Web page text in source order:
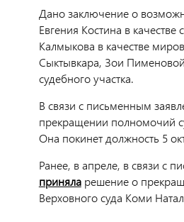
Дано заключение о
Евгения Костина в
Калмыкова в качестве
Сыктывкара, Зои
судебного участка.
В связи с письменным
прекращении полномочий
Она покинет должность 5
Ранее, в апреле, в связи с
приняларешение о
Верховного суда Коми